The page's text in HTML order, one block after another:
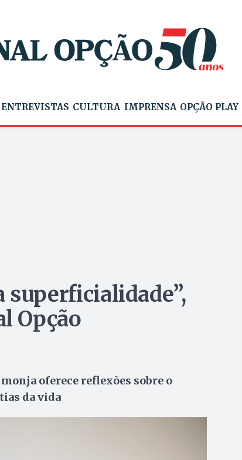
ENTREVISTAS CULTURA IMPRENSA OPÇÃO PLAY
superficialidade”,
Opção
oferece reflexões sobre o
da vida